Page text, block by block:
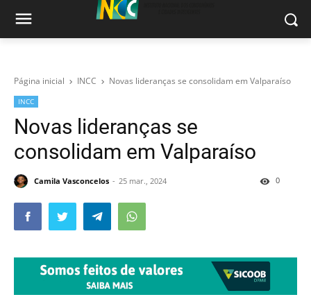
Página inicial INCC Novas lideranças se consolidam em Valparaíso
INCC
Novas lideranças se
consolidam em Valparaíso
Camila Vasconcelos 25 mar., 2024 0